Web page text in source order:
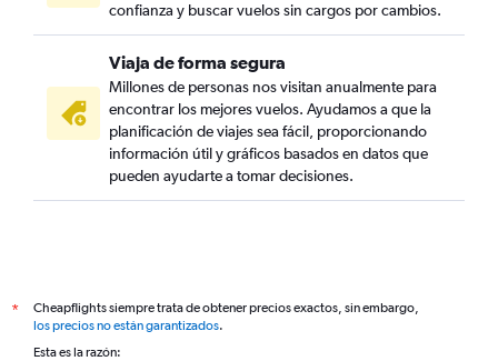
confianza y buscar vuelos sin cargos por cambios.
Viaja de forma segura
Millones de personas nos visitan anualmente para
encontrar los mejores vuelos. Ayudamos a que la
planificación de viajes sea fácil, proporcionando
información útil y gráficos basados en datos que
pueden ayudarte a tomar decisiones.
*
Cheapflights siempre trata de obtener precios exactos, sin embargo,
los precios no están garantizados.
Esta es la razón: